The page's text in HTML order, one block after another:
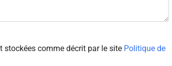
stockées comme décrit par le site Politique de